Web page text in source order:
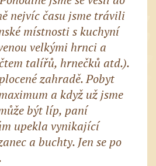
nejvíc času jsme trávili
místnosti s kuchyní
velkými hrnci a
talířů, hrnečků atd.).
zahradě. Pobyt
a když už jsme
být líp, paní
upekla vynikající
a buchty. Jen se po